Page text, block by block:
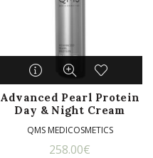
Advanced Pearl Protein
Day & Night Cream
QMS MEDICOSMETICS
258.00€